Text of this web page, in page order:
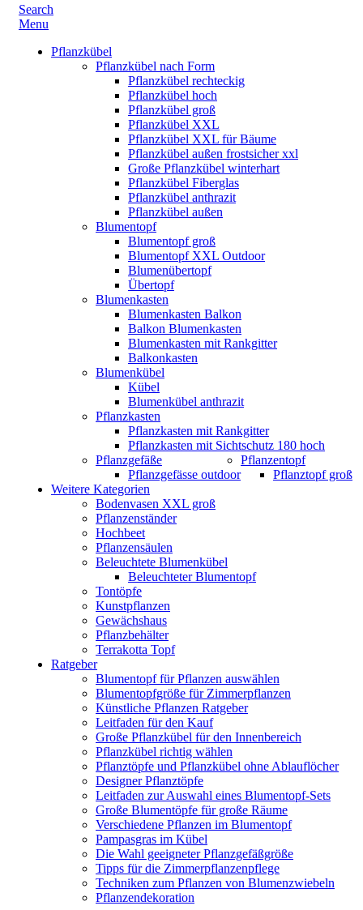
Search
Menu
Pflanzkübel
Pflanzkübel nach Form
Pflanzkübel rechteckig
Pflanzkübel hoch
Pflanzkübel groß
Pflanzkübel XXL
Pflanzkübel XXL für Bäume
Pflanzkübel außen frostsicher xxl
Große Pflanzkübel winterhart
Pflanzkübel Fiberglas
Pflanzkübel anthrazit
Pflanzkübel außen
Blumentopf
Blumentopf groß
Blumentopf XXL Outdoor
Blumenübertopf
Übertopf
Blumenkasten
Blumenkasten Balkon
Balkon Blumenkasten
Blumenkasten mit Rankgitter
Balkonkasten
Blumenkübel
Kübel
Blumenkübel anthrazit
Pflanzkasten
Pflanzkasten mit Rankgitter
Pflanzkasten mit Sichtschutz 180 hoch
Pflanzgefäße
Pflanzgefässe outdoor
Pflanzentopf
Pflanztopf groß
Weitere Kategorien
Bodenvasen XXL groß
Pflanzenständer
Hochbeet
Pflanzensäulen
Beleuchtete Blumenkübel
Beleuchteter Blumentopf
Tontöpfe
Kunstpflanzen
Gewächshaus
Pflanzbehälter
Terrakotta Topf
Ratgeber
Blumentopf für Pflanzen auswählen
Blumentopfgröße für Zimmerpflanzen
Künstliche Pflanzen Ratgeber
Leitfaden für den Kauf
Große Pflanzkübel für den Innenbereich
Pflanzkübel richtig wählen
Pflanztöpfe und Pflanzkübel ohne Ablauflöcher
Designer Pflanztöpfe
Leitfaden zur Auswahl eines Blumentopf-Sets
Große Blumentöpfe für große Räume
Verschiedene Pflanzen im Blumentopf
Pampasgras im Kübel
Die Wahl geeigneter Pflanzgefäßgröße
Tipps für die Zimmerpflanzenpflege
Techniken zum Pflanzen von Blumenzwiebeln
Pflanzendekoration